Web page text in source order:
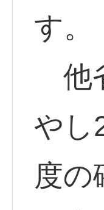
す。
他
やし
度の